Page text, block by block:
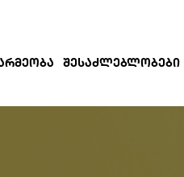
ᲨᲔᲡᲐᲫᲚᲔᲑᲚᲝᲑᲔᲑᲘ